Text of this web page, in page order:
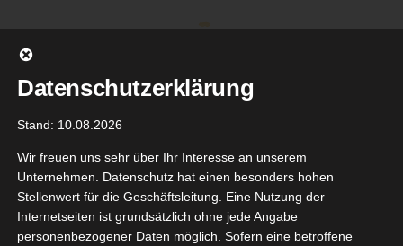
springen
Datenschutzerklärung
Stand: 10.08.2026
Wir freuen uns sehr über Ihr Interesse an unserem
Unternehmen. Datenschutz hat einen besonders hohen
Stellenwert für die Geschäftsleitung. Eine Nutzung der
Internetseiten ist grundsätzlich ohne jede Angabe
personenbezogener Daten möglich. Sofern eine betroffene